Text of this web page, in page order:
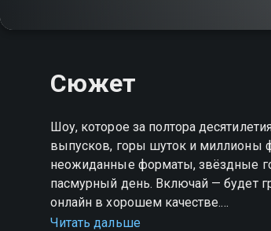
Сюжет
Шоу, которое за полтора
выпусков, горы шуток и миллионы
неожиданные форматы, звёздные
пасмурный день. Включай — будет
онлайн в хорошем качестве.
Читать дальше